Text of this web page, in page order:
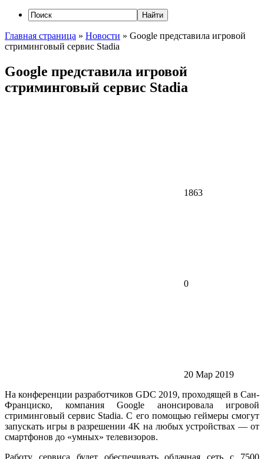
Главная страница » Новости » Google представила игровой
стриминговый сервис Stadia
Google представила игровой
стриминговый сервис Stadia
1863
0
20 Мар 2019
На конференции разработчиков GDC 2019, проходящей в Сан-
Франциско, компания Google анонсировала игровой
стриминговый сервис Stadia. С его помощью геймеры смогут
запускать игры в разрешении 4K на любых устройствах — от
смартфонов до «умных» телевизоров.
Работу сервиса будет обеспечивать облачная сеть с 7500